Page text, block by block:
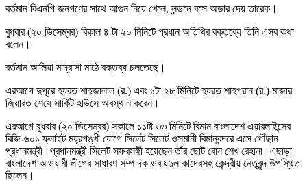
বর্তমান বিএনপি জনগণের সাথে আগুন নিয়ে খেলে, লন্ডনে বসে অডার দেয় তারেক।
বুধবার (২০ ডিসেম্বর) বিকাল ৪ টা ২০ মিনিটে প্রধান অতিথির বক্তব্যে তিনি এসব কথা
বলেন।
বর্তমান আলিয়া মাদ্রাসা মাঠে বক্তব্য চলতেছে।
এরআগে দুপুরে হযরত শাহজালাল (র.) এবং ১টা ২৮ মিনিটে হযরত শাহপরান (র.) মাজার
জিয়ারত শেষে সার্কিট হাউসে অবস্থান করেন।
এরআগে বুধবার (২০ ডিসেম্বর) সকালে ১১টা ৩৩ মিনিটে বিমান বাংলাদেশ এয়ারলাইন্সের
বিজি-৬০১ ফ্লাইট ময়ূরপঙ্খী যোগে সিলেট সিলেট ওসমানী বিমানবন্দরে এসে পৌঁছান
প্রধানমন্ত্রী।প্রধানমন্ত্রী সিলেট সফরসঙ্গী হয়েছেন তাঁর ছোট বোন শেখ রেহানা।এছাড়া
বাংলাদেশ আওয়ামী লীগের সাধারণ সম্পাদক ওবায়দুল কাদেরসহ কেন্দ্রীয় নেতৃবৃন্দ উপস্থিত
ছিলেন।